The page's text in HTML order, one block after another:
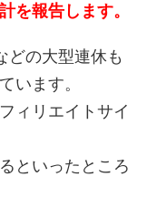
を報告します。
どの大型連休も
います。
ィリエイトサイ
といったところ